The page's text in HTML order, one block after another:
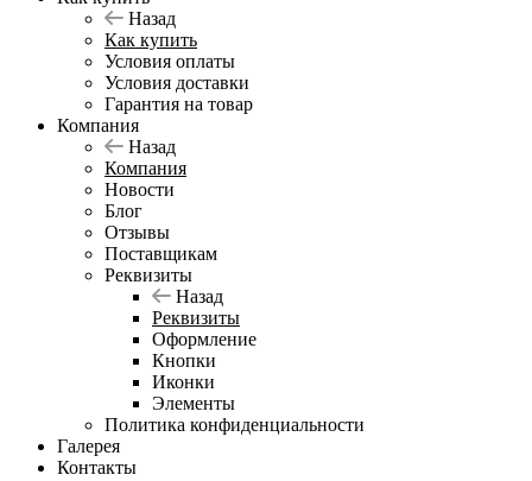
Назад
Как купить
Условия оплаты
Условия доставки
Гарантия на товар
Компания
Назад
Компания
Новости
Блог
Отзывы
Поставщикам
Реквизиты
Назад
Реквизиты
Оформление
Кнопки
Иконки
Элементы
Политика конфиденциальности
Галерея
Контакты